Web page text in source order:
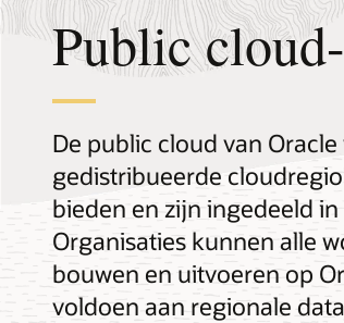
Public
De public cloud van
gedistribueerde
bieden en zijn ingedeeld
Organisaties kunnen alle
bouwen en uitvoeren op
voldoen aan regionale